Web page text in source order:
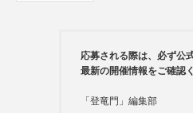
応募される際は、必ず公
最新の開催情報をご確認
「登竜門」編集部